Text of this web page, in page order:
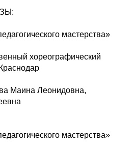
мастерства»
хореографический
Маина Леонидовна,
мастерства»